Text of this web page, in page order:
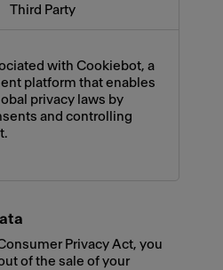
Third Party
with Cookiebot, a
platform that enables
privacy laws by
and controlling
Privacy Act, you
of the sale of your